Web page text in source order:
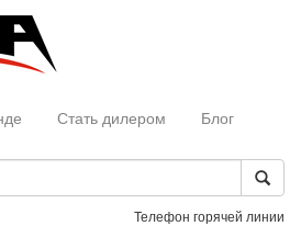
Стать дилером Блог
Телефон горячей линии